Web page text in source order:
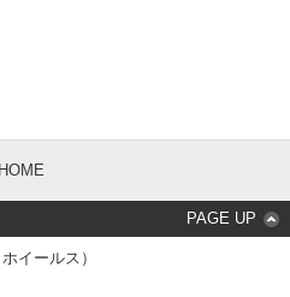
HOME
PAGE UP
イールス）